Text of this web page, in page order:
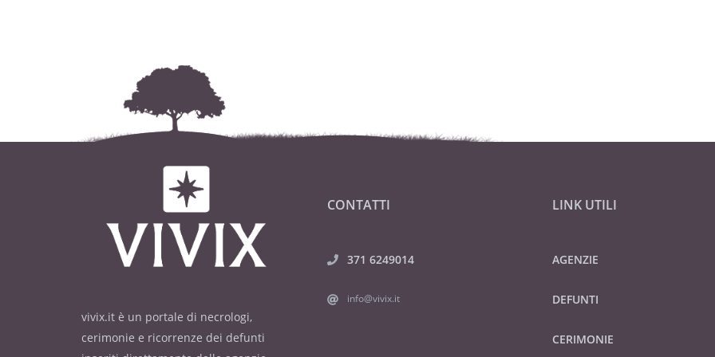
vivix.it è un portale di necrologi,
cerimonie e ricorrenze dei defunti
CONTATTI
371 6249014
info@vivix.it
LINK UTILI
AGENZIE
DEFUNTI
CERIMONIE